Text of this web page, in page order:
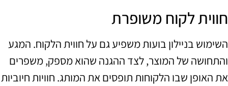
חווית לקוח משופרת
השימוש בניילון בועות משפיע גם על חווית הלקוח. המגע
והתחושה של המוצר, לצד ההגנה שהוא מספק, משפרים
את האופן שבו הלקוחות תופסים את המותג. חוויות חיוביות